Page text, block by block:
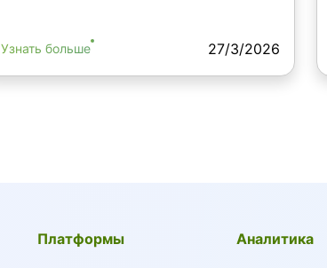
Узнать больше 27/3/2026
Платформы Аналитика